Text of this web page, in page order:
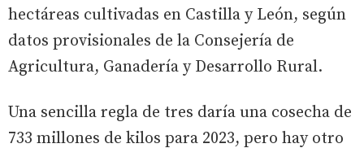
hectáreas cultivadas en Castilla y León, según
datos provisionales de la Consejería de
Agricultura, Ganadería y Desarrollo Rural.
Una sencilla regla de tres daría una cosecha de
733 millones de kilos para 2023, pero hay otro